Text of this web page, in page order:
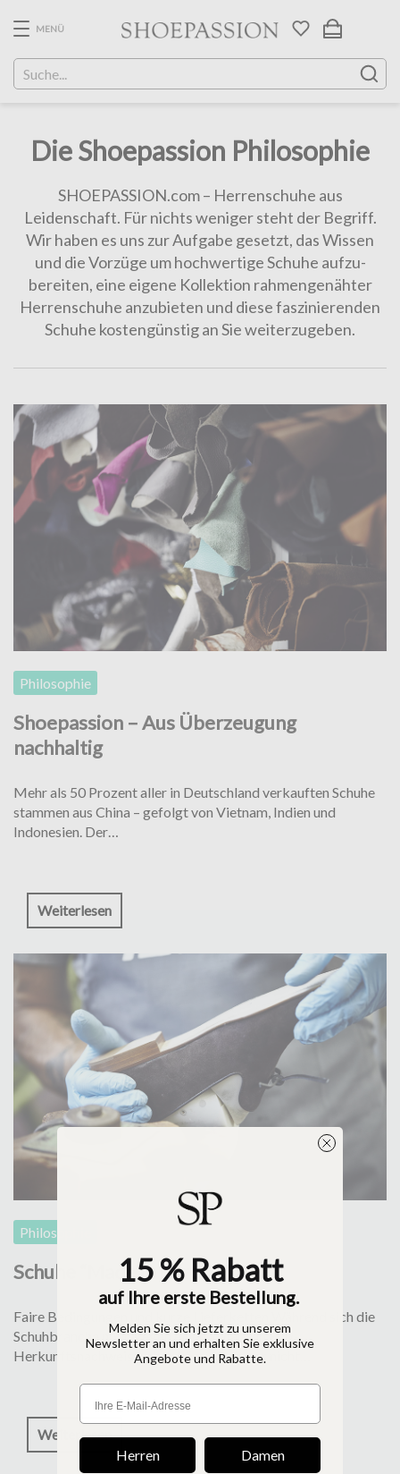
content
MENÜ
Die Shoepassion Philosophie
SHOEPASSION.com – Herrenschuhe aus
Leidenschaft. Für nichts we­ni­ger steht der Begriff.
Wir haben es uns zur Aufgabe gesetzt, das Wissen
und die Vor­züge um hochwertige Schuhe aufzu­
bereiten, eine ei­gene Kollektion rahmengenähter
Herrenschuhe anzubieten und diese fas­zi­nie­renden
Schuhe kostengünstig an Sie weiterzugeben.
Shoepassion – Aus Überzeugung
nachhaltig
Philosophie
Mehr als 50 Prozent aller in Deutschland verkauften Schuhe
stammen aus China – gefolgt von Vietnam, Indien und
Indonesien. Der…
Weiterlesen
Schuhe “Made in Europe”
Philosophie
Faire Bedingungen und kurze Lieferketten Während sich die
Schuhbranche noch gegen einen »Made in EU«-
Herkunftsnachweis wehrt, können wir gar nicht…
Weiterlesen
15 % Rabatt
auf Ihre erste Bestellung.
Melden Sie sich jetzt zu unserem
Newsletter an und erhalten Sie exklusive
Angebote und Rabatte.
Herren Damen